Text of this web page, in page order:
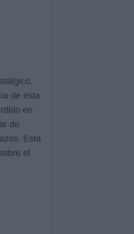
de esta
en
de
Esta
el